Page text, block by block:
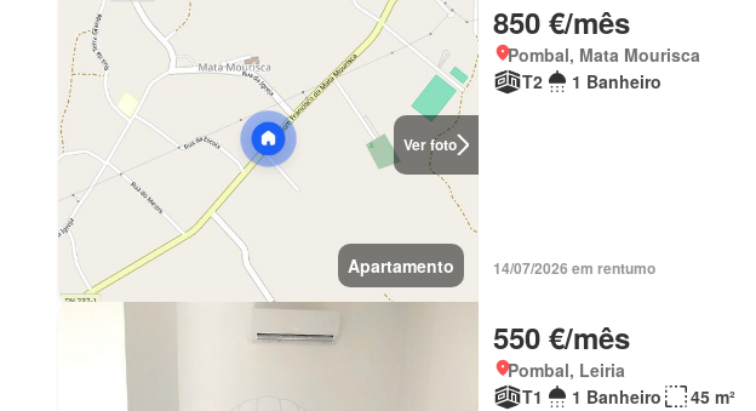
Ver foto
Apartamento
850 €/mês
Pombal, Mata Mourisca
T2
1 Banheiro
14/07/2026 em rentumo
550 €/mês
Pombal, Leiria
T1
1 Banheiro 45 m²